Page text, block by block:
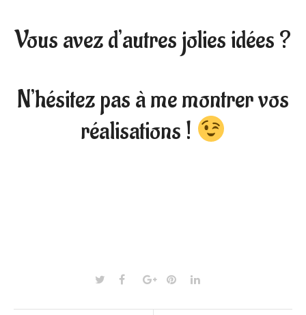
Vous avez d’autres jolies idées ?
N’hésitez pas à me montrer vos
réalisations !